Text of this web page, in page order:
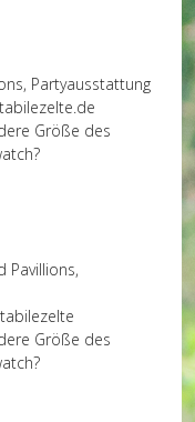
Partyausstattung
Größe des
Pavillions,
Größe des